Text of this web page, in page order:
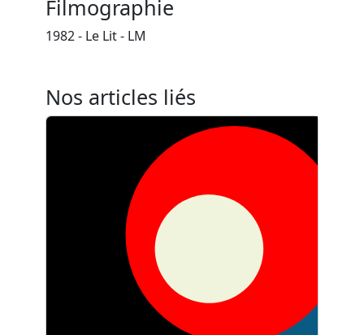
Filmographie
1982 - Le Lit - LM
Nos articles liés